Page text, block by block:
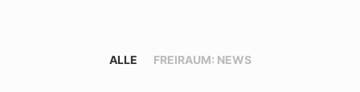
ALLE FREIRAUM: NEWS